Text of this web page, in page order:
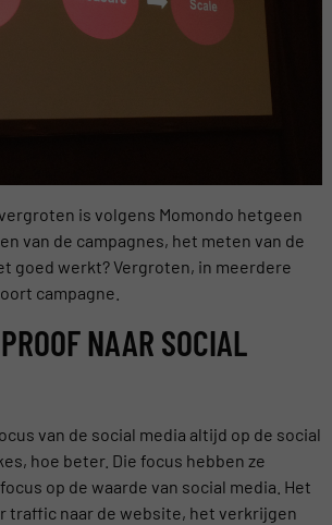
is volgens Momondo hetgeen
van de campagnes, het meten van de
goed werkt? Vergroten, in meerdere
campagne.
NAAR SOCIAL
van de social media altijd op de social
hoe beter. Die focus hebben ze
op de waarde van social media. Het
traffic naar de website, het verkrijgen